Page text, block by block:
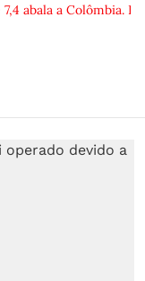
abala a Colômbia. Há